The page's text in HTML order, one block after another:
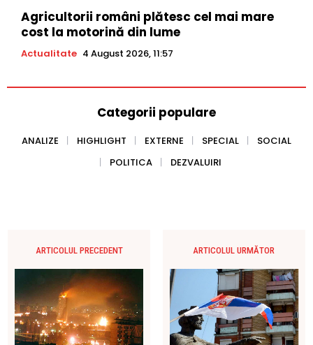
Agricultorii români plătesc cel mai mare
cost la motorină din lume
Actualitate 4 August 2026, 11:57
Categorii populare
ANALIZE HIGHLIGHT EXTERNE SPECIAL
SOCIAL
POLITICA
DEZVALUIRI
ARTICOLUL PRECEDENT ARTICOLUL URMĂTOR